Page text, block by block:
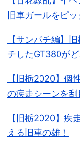
旧車ガールをピッ
【サンパチ編】
チしたGT380がど
【旧栃2020】個
の疾走シーンを刮
【旧栃2020】疾
える旧車の雄！